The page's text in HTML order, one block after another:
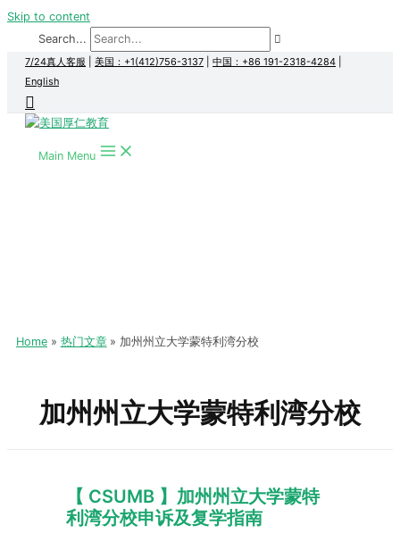
Skip to content
Search...
7/24真人客服 美国：+1(412)756-3137 中国：+86 191-2318-4284
English
Main Menu
Home 热门文章 加州州立大学蒙特利湾分校
加州州立大学蒙特利湾分校
【 CSUMB 】加州州立大学蒙特
利湾分校申诉及复学指南